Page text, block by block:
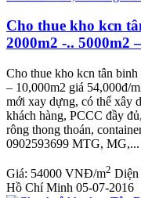
Cho thue kho kcn
2000m2 -.. 5000m2
Cho thue kho kcn tân
– 10,000m2 giá 54,000đ/
mới xay dựng, có thể xây
khách hàng, PCCC đầy
rông thong thoán,
0902593699 MTG, MG,...
Giá: 54000 VNĐ/m2 Diện
Hồ Chí Minh 05-07-2016